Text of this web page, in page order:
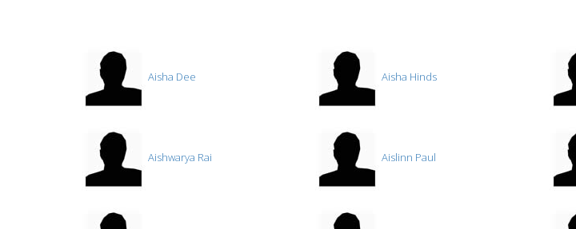
Aisha Dee Aisha Hinds
Aishwarya Rai Aislinn Paul